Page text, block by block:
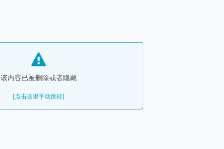
该内容已被删除或者隐藏
[点击这里手动跳转]